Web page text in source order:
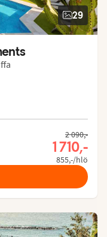
29
5
3.9 of 5
2 090,-
1 710,-
855,-/hlö